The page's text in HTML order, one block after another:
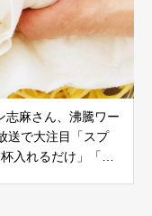
志麻さん、沸騰ワー
送で大注目「スプ
入れるだけ」「驚